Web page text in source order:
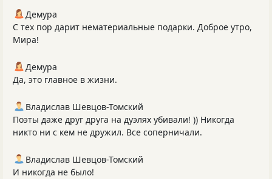
Демура
С тех пор дарит нематериальные подарки. Доброе утро,
Мира!
Демура
Да, это главное в жизни.
Владислав Шевцов-Томский
Поэты даже друг друга на дуэлях убивали! )) Никогда
никто ни с кем не дружил. Все соперничали.
Владислав Шевцов-Томский
И никогда не было!